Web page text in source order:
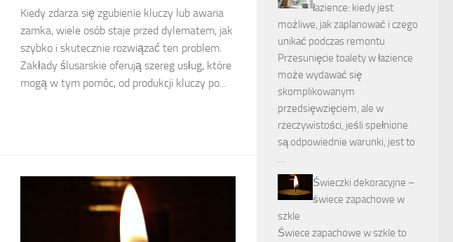
Kiedy zdarza się zgubienie kluczy lub awaria
zamka, wiele osób staje przed dylematem, jak
szybko i skutecznie rozwiązać ten problem.
Zakłady ślusarskie oferują szereg usług, które
mogą w tym pomóc, od produkcji kluczy po...
łazience: kiedy jest
możliwe, jak zaplanować i czego
unikać podczas remontu
Przesunięcie toalety w łazience
może wydawać się
skomplikowanym
przedsięwzięciem, ale w
rzeczywistości, jeśli spełnione
są odpowiednie warunki, jest to
…
Świeczki dekoracyjne –
świece zapachowe w
szkle
Świece zapachowe w szkle to